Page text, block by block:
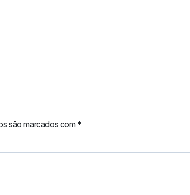
são marcados com *